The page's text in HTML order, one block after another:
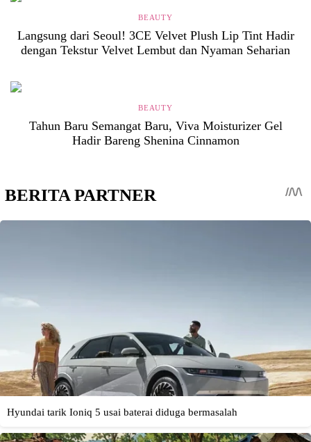
BEAUTY
Langsung dari Seoul! 3CE Velvet Plush Lip Tint Hadir
dengan Tekstur Velvet Lembut dan Nyaman Seharian
BEAUTY
Tahun Baru Semangat Baru, Viva Moisturizer Gel
Hadir Bareng Shenina Cinnamon